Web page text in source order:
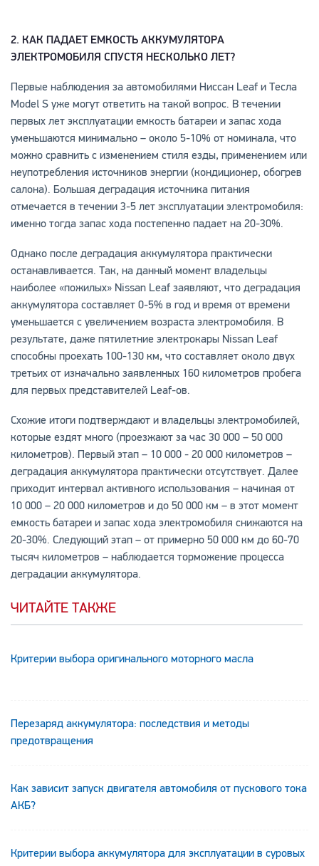
2. КАК ПАДАЕТ ЕМКОСТЬ АККУМУЛЯТОРА
ЭЛЕКТРОМОБИЛЯ СПУСТЯ НЕСКОЛЬКО ЛЕТ?
Первые наблюдения за автомобилями Ниссан Leaf и Тесла
Model S уже могут ответить на такой вопрос. В течении
первых лет эксплуатации емкость батареи и запас хода
уменьшаются минимально – около 5-10% от номинала, что
можно сравнить с изменением стиля езды, применением или
неупотребления источников энергии (кондиционер, обогрев
салона). Большая деградация источника питания
отмечается в течении 3-5 лет эксплуатации электромобиля:
именно тогда запас хода постепенно падает на 20-30%.
Однако после деградация аккумулятора практически
останавливается. Так, на данный момент владельцы
наиболее «пожилых» Nissan Leaf заявляют, что деградация
аккумулятора составляет 0-5% в год и время от времени
уменьшается с увеличением возраста электромобиля. В
результате, даже пятилетние электрокары Nissan Leaf
способны проехать 100-130 км, что составляет около двух
третьих от изначально заявленных 160 километров пробега
для первых представителей Leaf-ов.
Схожие итоги подтверждают и владельцы электромобилей,
которые ездят много (проезжают за час 30 000 – 50 000
километров). Первый этап – 10 000 - 20 000 километров –
деградация аккумулятора практически отсутствует. Далее
приходит интервал активного использования – начиная от
10 000 – 20 000 километров и до 50 000 км – в этот момент
емкость батареи и запас хода электромобиля снижаются на
20-30%. Следующий этап – от примерно 50 000 км до 60-70
тысяч километров – наблюдается торможение процесса
деградации аккумулятора.
ЧИТАЙТЕ ТАКЖЕ
Критерии выбора оригинального моторного масла
Перезаряд аккумулятора: последствия и методы
предотвращения
Как зависит запуск двигателя автомобиля от пускового тока
АКБ?
Критерии выбора аккумулятора для эксплуатации в суровых